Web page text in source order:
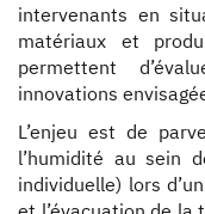
intervenants en
matériaux et
permettent
innovations
L’enjeu est de
l’humidité au sein
individuelle) lors